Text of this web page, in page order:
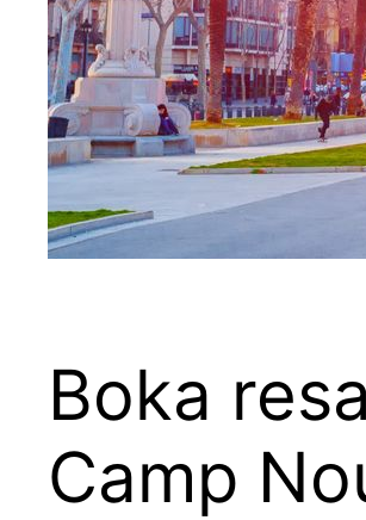
Boka
Camp